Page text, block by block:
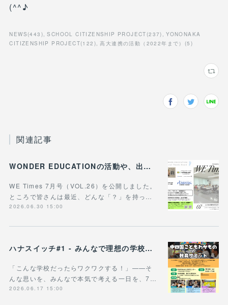
(^^♪
NEWS (443 ) SCHOOL CITIZENSHIP PROJECT (237)
YONONAKA
CITIZENSHIP PROJECT(122 ) 高大連携の活動（2022年まで） (5 )
関連記事
WONDER EDUCATIONの活動や、出張講座・講演のご案内をまとめた 『WE Times #26』を公開しました！
WE Times 7月号（VOL.26）を公開しました。
ところで皆さんは最近、どんな「？」を持っ…
2026.06.30 15:00
ハナスイッチ#1 - みんなで理想の学校や学びの未来を考える新企画、スタート！
「こんな学校だったらワクワクする！」——そ
んな思いを、みんなで本気で考える一日を、7…
2026.06.17 15:00